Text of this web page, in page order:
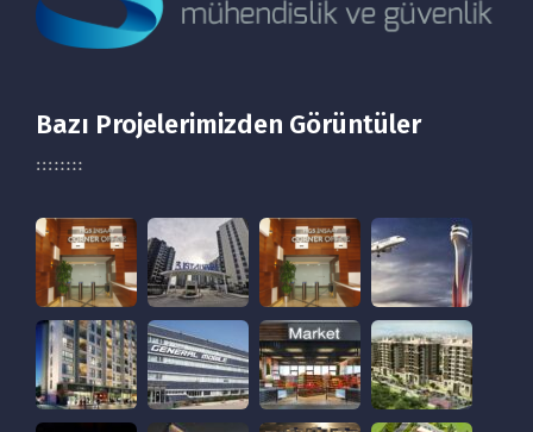
Bazı Projelerimizden Görüntüler